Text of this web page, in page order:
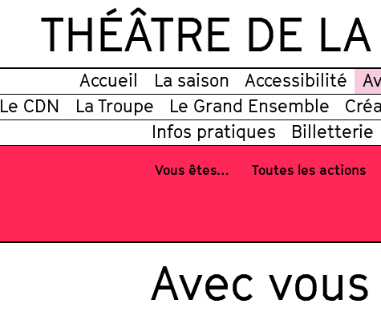
THÉÂTRE DE
Accueil La saison Accessibilité
Le CDN
La Troupe Le Grand Ensemble
Infos pratiques
Billetterie
Vous êtes… Toutes les actions
Avec vous